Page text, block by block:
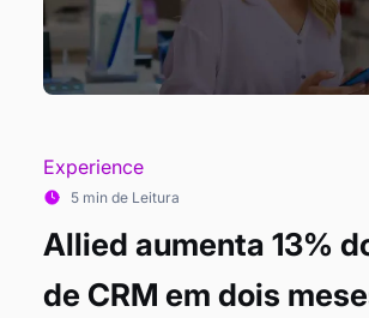
Experience
5 min de Leitura
Allied aumenta 13%
de CRM em dois